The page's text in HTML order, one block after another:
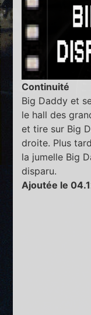
Continuité
Big Daddy et
le hall des
et tire sur Big
droite. Plus
la jumelle Big
disparu.
Ajoutée le